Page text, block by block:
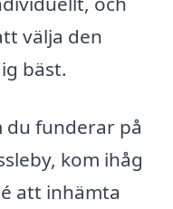
välja den
bäst.
du funderar på
kom ihåg
att inhämta